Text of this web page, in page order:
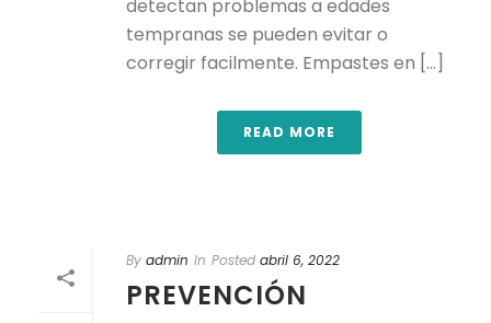
detectan problemas a edades
tempranas se pueden evitar o
corregir facilmente. Empastes en [...]
READ MORE
By admin In Posted abril 6, 2022
PREVENCIÓN